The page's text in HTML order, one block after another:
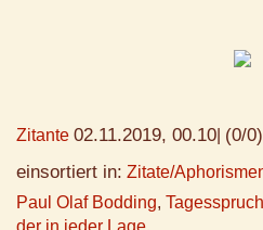
Zitante 02.11.2019, 00.10 (0/0)
einsortiert in: Zitate/
Paul Olaf Bodding, Tagesspruch